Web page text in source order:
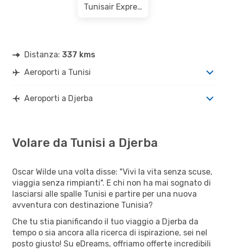
Tunisair Express
Distanza: 337 kms
Aeroporti a Tunisi
Aeroporti a Djerba
Volare da Tunisi a Djerba
Oscar Wilde una volta disse: "Vivi la vita senza scuse,
viaggia senza rimpianti". E chi non ha mai sognato di
lasciarsi alle spalle Tunisi e partire per una nuova
avventura con destinazione Tunisia?
Che tu stia pianificando il tuo viaggio a Djerba da
tempo o sia ancora alla ricerca di ispirazione, sei nel
posto giusto! Su eDreams, offriamo offerte incredibili